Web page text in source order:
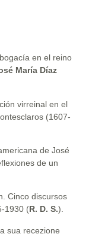
en el reino
María Díaz
virreinal en el
(1607-
de José
de un
Cinco discursos
1930 (R. D. S.).
sua recezione